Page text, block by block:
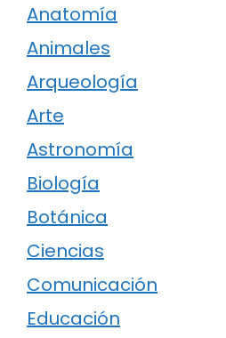
Anatomía
Animales
Arqueología
Arte
Astronomía
Biología
Botánica
Ciencias
Comunicación
Educación